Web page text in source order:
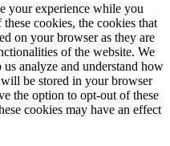
your experience while you
cookies, the cookies that
on your browser as they are
of the website. We
analyze and understand how
be stored in your browser
the option to opt-out of these
cookies may have an effect